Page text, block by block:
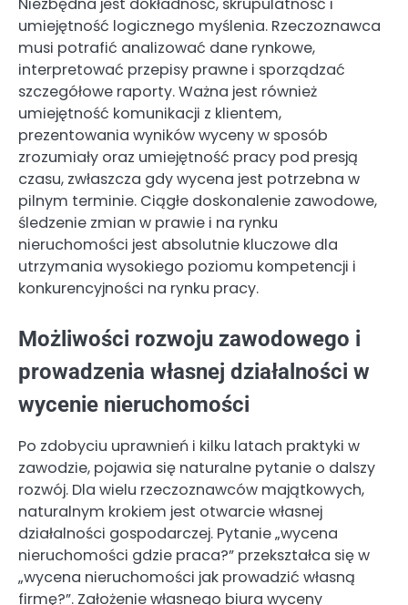
Niezbędna jest dokładność, skrupulatność i
umiejętność logicznego myślenia. Rzeczoznawca
musi potrafić analizować dane rynkowe,
interpretować przepisy prawne i sporządzać
szczegółowe raporty. Ważna jest również
umiejętność komunikacji z klientem,
prezentowania wyników wyceny w sposób
zrozumiały oraz umiejętność pracy pod presją
czasu, zwłaszcza gdy wycena jest potrzebna w
pilnym terminie. Ciągłe doskonalenie zawodowe,
śledzenie zmian w prawie i na rynku
nieruchomości jest absolutnie kluczowe dla
utrzymania wysokiego poziomu kompetencji i
konkurencyjności na rynku pracy.
Możliwości rozwoju zawodowego i
prowadzenia własnej działalności w
wycenie nieruchomości
Po zdobyciu uprawnień i kilku latach praktyki w
zawodzie, pojawia się naturalne pytanie o dalszy
rozwój. Dla wielu rzeczoznawców majątkowych,
naturalnym krokiem jest otwarcie własnej
działalności gospodarczej. Pytanie „wycena
nieruchomości gdzie praca?” przekształca się w
„wycena nieruchomości jak prowadzić własną
firmę?”. Założenie własnego biura wyceny